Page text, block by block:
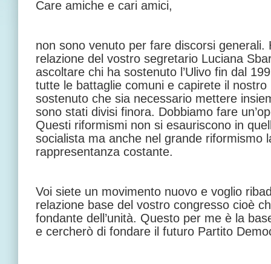
Care amiche e cari amici,
non sono venuto per fare discorsi generali.
relazione del vostro segretario Luciana
ascoltare chi ha sostenuto l’Ulivo fin dal
tutte le battaglie comuni e capirete il
sostenuto che sia necessario mettere
sono stati divisi finora. Dobbiamo fare
Questi riformismi non si esauriscono in
socialista ma anche nel grande riformismo
rappresentanza costante.
Voi siete un movimento nuovo e voglio
relazione base del vostro congresso cioè
fondante dell’unità. Questo per me è la
e cercherò di fondare il futuro Partito